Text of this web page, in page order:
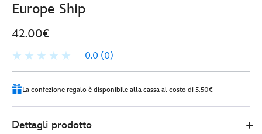
Europe Ship
42.00€
0.0 (0)
La confezione regalo è disponibile alla cassa al costo di 5.50€
42.00
Dettagli prodotto